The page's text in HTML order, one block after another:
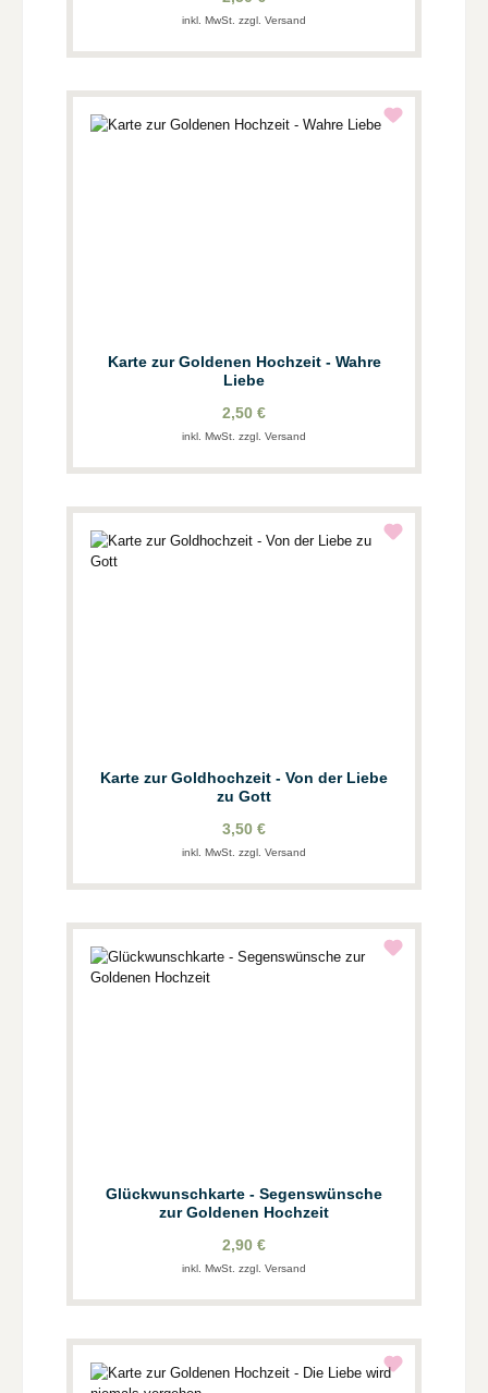
inkl. MwSt. zzgl. Versand
Karte zur Goldenen Hochzeit - Wahre
Liebe
2,50 €
inkl. MwSt. zzgl. Versand
Karte zur Goldhochzeit - Von der Liebe
zu Gott
3,50 €
inkl. MwSt. zzgl. Versand
Glückwunschkarte - Segenswünsche
zur Goldenen Hochzeit
2,90 €
inkl. MwSt. zzgl. Versand